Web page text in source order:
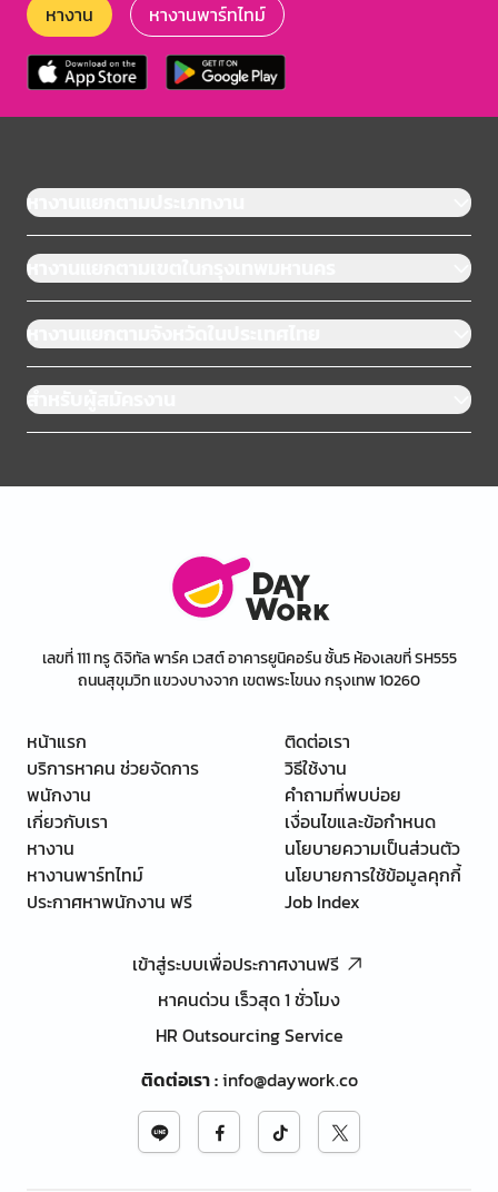
หางาน หางานพาร์ทไทม์
หางานแยกตามประเภทงาน
หางานแยกตามเขตในกรุงเทพมหานคร
หางานแยกตามจังหวัดในประเทศไทย
สำหรับผู้สมัครงาน
เลขที่ 111 ทรู ดิจิทัล พาร์ค เวสต์ อาคารยูนิคอร์น ชั้น5 ห้องเลขที่ SH555
ถนนสุขุมวิท แขวงบางจาก เขตพระโขนง กรุงเทพ 10260
หน้าแรก
บริการหาคน ช่วยจัดการ
พนักงาน
เกี่ยวกับเรา
หางาน
หางานพาร์ทไทม์
ประกาศหาพนักงาน ฟรี
ติดต่อเรา
วิธีใช้งาน
คำถามที่พบบ่อย
เงื่อนไขและข้อกำหนด
นโยบายความเป็นส่วนตัว
นโยบายการใช้ข้อมูลคุกกี้
Job Index
เข้าสู่ระบบเพื่อประกาศงานฟรี
หาคนด่วน เร็วสุด 1 ชั่วโมง
HR Outsourcing Service
ติดต่อเรา:info@daywork.co